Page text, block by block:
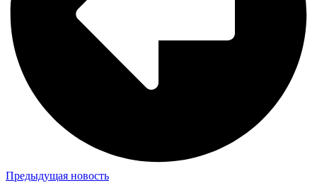
Предыдущая новость